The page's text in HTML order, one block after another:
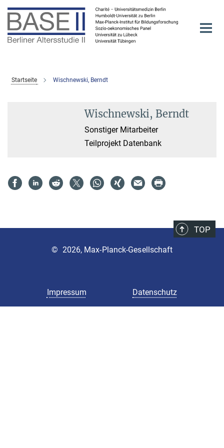
Hauptinhalt
Startseite Wischnewski, Berndt
Wischnewski, Berndt
Sonstiger Mitarbeiter
Teilprojekt Datenbank
TOP
Impressum Datenschutz
© 2026, Max-Planck-Gesellschaft